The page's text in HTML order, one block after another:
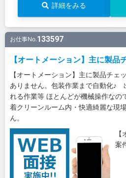
詳細をみる
お仕事No.133597
【オートメーション】主に製
【オートメーション】主に製品チ
ありません。包装作業まで自動化♪
れる作業等 ほとんどが機械操作な
着クリーンルーム内・快適綺麗な現
ん。
案